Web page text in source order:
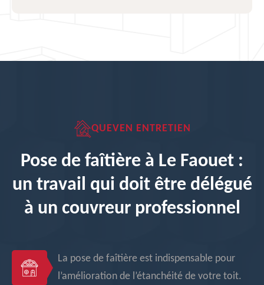
QUEVEN ENTRETIEN
Pose de faîtière à Le Faouet :
un travail qui doit être délégué
à un couvreur professionnel
La pose de faîtière est indispensable pour
l’amélioration de l’étanchéité de votre toit.